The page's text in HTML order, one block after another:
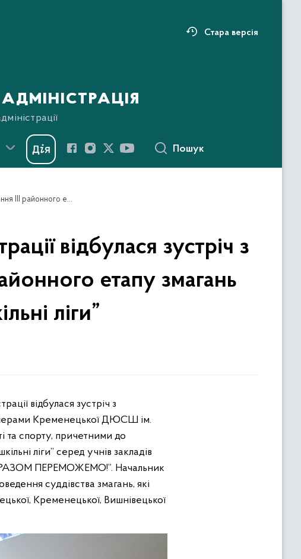
Стара версія
Пошук
У Кременецькій районній військовій адміністрації відбулася зустріч з причетними до організації проведення ІІІ районного етапу змагань ,,Пліч-о-пліч всеукраїнські шкільні ліги”
відбулася зустріч з
етапу змагань
ліги”
Кременецької ДЮСШ ім.
та спорту, причетними до
ліги” серед учнів закладів
,,РАЗОМ ПЕРЕМОЖЕМО!”. Начальник
суддівства змагань, які
Кременецької, Вишнівецької